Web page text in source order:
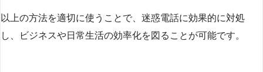
以上の方法を適切に使うことで、迷惑電話に効果的に対処
し、ビジネスや日常生活の効率化を図ることが可能です。